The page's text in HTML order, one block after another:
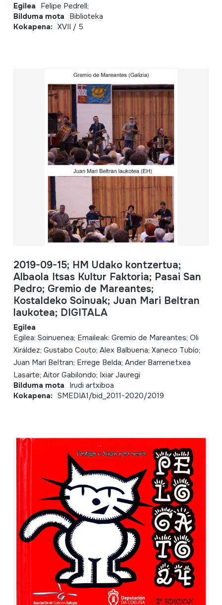
Egilea Felipe Pedrell;
Bilduma mota Biblioteka
Kokapena: XVII / 5
2019-09-15; HM Udako kontzertua;
Albaola Itsas Kultur Faktoria; Pasai San
Pedro; Gremio de Mareantes;
Kostaldeko Soinuak; Juan Mari Beltran
laukotea; DIGITALA
Egilea
Egilea: Soinuenea; Emaileak: Gremio de Mareantes; Oli
Xiráldez; Gustabo Couto; Alex Balbuena; Xaneco Tubío;
Juan Mari Beltran; Errege Belda; Ander Barrenetxea
Lasarte; Aitor Gabilondo; Ixiar Jauregi
Bilduma mota Irudi artxiboa
Kokapena: SMEDIA1/bid_2011-2020/2019